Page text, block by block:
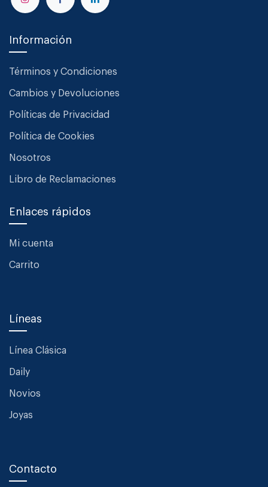
Información
Términos y Condiciones
Cambios y Devoluciones
Políticas de Privacidad
Política de Cookies
Nosotros
Libro de Reclamaciones
Enlaces rápidos
Mi cuenta
Carrito
Líneas
Línea Clásica
Daily
Novios
Joyas
Contacto